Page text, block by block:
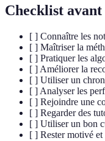
Checklist
[ ] Connaître les
[ ] Maîtriser la
[ ] Pratiquer les
[ ] Améliorer la
[ ] Utiliser un
[ ] Analyser les
[ ] Rejoindre une
[ ] Regarder des
[ ] Utiliser un bon
[ ] Rester motivé et